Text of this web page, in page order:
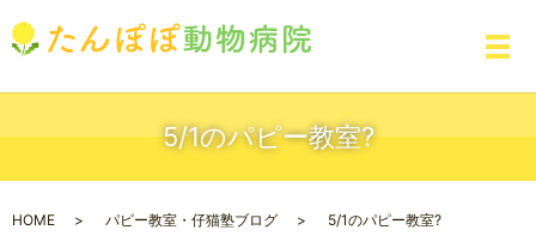
メ
5/1のパピー教室?
HOME パピー教室・仔猫塾ブログ 5/1のパピー教室?